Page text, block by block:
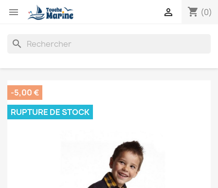
 shopping_cart (0)

search
-5,00 €
RUPTURE DE STOCK